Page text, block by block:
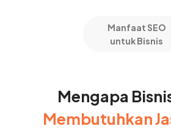
Manfaat SEO
untuk Bisnis
Mengapa
Membutuhkan